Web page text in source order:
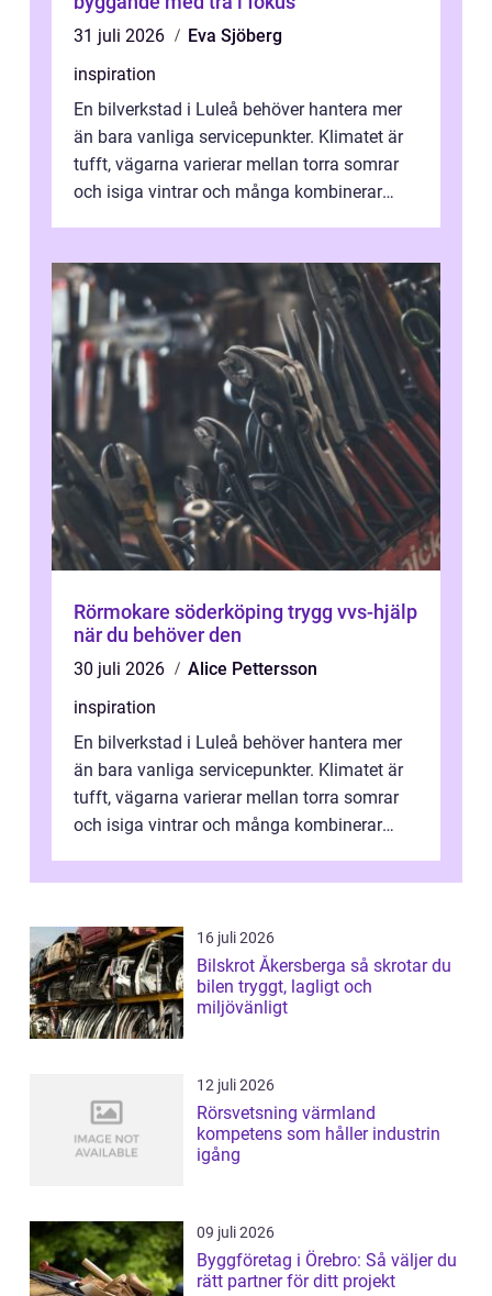
31 juli 2026
Eva Sjöberg
inspiration
En bilverkstad i Luleå behöver hantera mer
än bara vanliga servicepunkter. Klimatet är
tufft, vägarna varierar mellan torra somrar
och isiga vintrar och många kombinerar
Rörmokare söderköping trygg vvs-hjälp
när du behöver den
30 juli 2026
Alice Pettersson
inspiration
En bilverkstad i Luleå behöver hantera mer
än bara vanliga servicepunkter. Klimatet är
tufft, vägarna varierar mellan torra somrar
och isiga vintrar och många kombinerar
16 juli 2026
Bilskrot Åkersberga så skrotar du
bilen tryggt, lagligt och
miljövänligt
12 juli 2026
Rörsvetsning värmland
kompetens som håller industrin
igång
09 juli 2026
Byggföretag i Örebro: Så väljer du
rätt partner för ditt projekt